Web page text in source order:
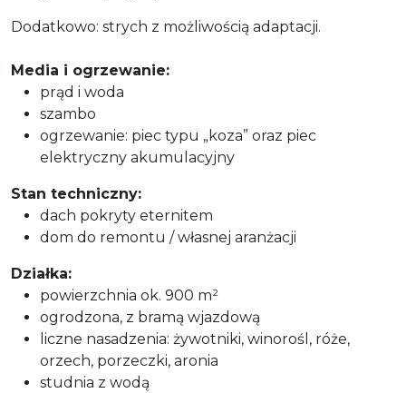
Dodatkowo: strych z możliwością adaptacji.
Media i ogrzewanie:
prąd i woda
szambo
ogrzewanie: piec typu „koza” oraz piec
elektryczny akumulacyjny
Stan techniczny:
dach pokryty eternitem
dom do remontu / własnej aranżacji
Działka:
powierzchnia ok. 900 m²
ogrodzona, z bramą wjazdową
liczne nasadzenia: żywotniki, winorośl, róże,
orzech, porzeczki, aronia
studnia z wodą